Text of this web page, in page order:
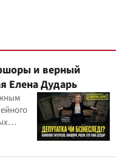
и верный
Елена Дударь